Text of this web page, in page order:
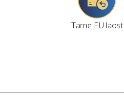
Tarne EU laost